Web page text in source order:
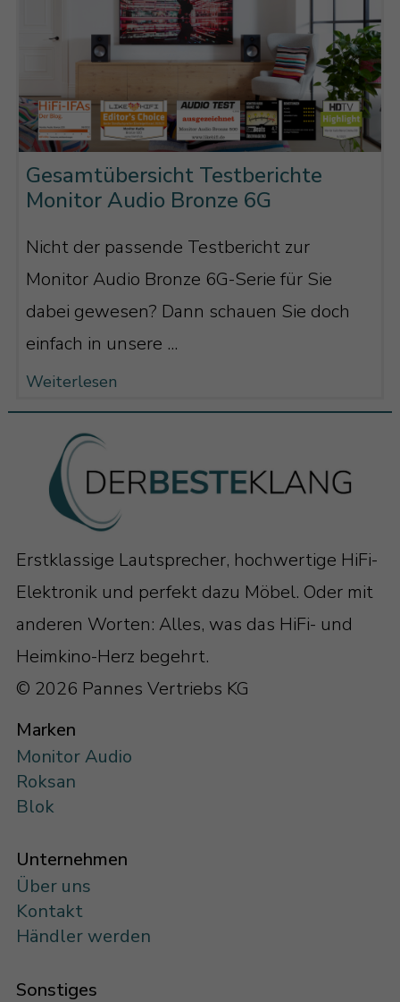
Gesamtübersicht Testberichte
Monitor Audio Bronze 6G
Nicht der passende Testbericht zur
Monitor Audio Bronze 6G-Serie für Sie
dabei gewesen? Dann schauen Sie doch
einfach in unsere ...
Weiterlesen
Erstklassige Lautsprecher, hochwertige HiFi-
Elektronik und perfekt dazu Möbel. Oder mit
anderen Worten: Alles, was das HiFi- und
Heimkino-Herz begehrt.
© 2026 Pannes Vertriebs KG
Marken
Monitor Audio
Roksan
Blok
Unternehmen
Über uns
Kontakt
Händler werden
Sonstiges